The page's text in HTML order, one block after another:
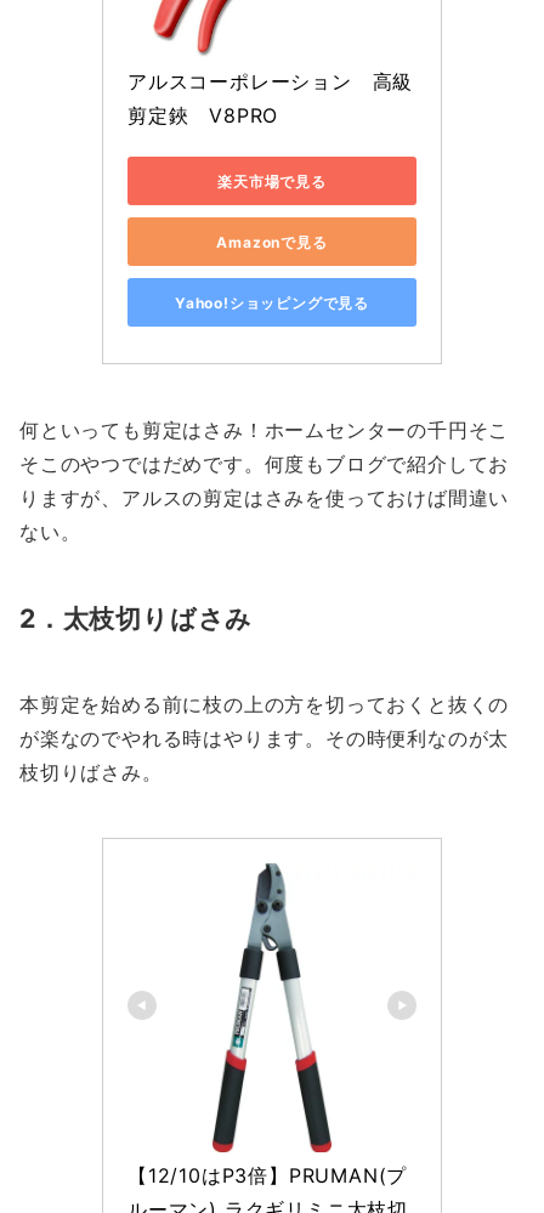
アルスコーポレーション　高級
剪定鋏　V8PRO
楽天市場で見る
Amazonで見る
Yahoo!ショッピングで見る
何といっても剪定はさみ！ホームセンターの千円そこ
そこのやつではだめです。何度もブログで紹介してお
りますが、アルスの剪定はさみを使っておけば間違い
ない。
2．太枝切りばさみ
本剪定を始める前に枝の上の方を切っておくと抜くの
が楽なのでやれる時はやります。その時便利なのが太
枝切りばさみ。
【12/10はP3倍】PRUMAN(プ